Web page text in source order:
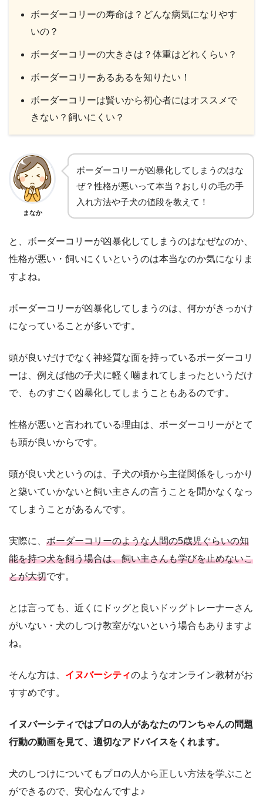
ボーダーコリーの寿命は？どんな病気になりやす
いの？
ボーダーコリーの大きさは？体重はどれくらい？
ボーダーコリーあるあるを知りたい！
ボーダーコリーは賢いから初心者にはオススメで
きない？飼いにくい？
まなか
ボーダーコリーが凶暴化してしまうのはな
ぜ？性格が悪いって本当？おしりの毛の手
入れ方法や子犬の値段を教えて！
と、ボーダーコリーが凶暴化してしまうのはなぜなのか、
性格が悪い・飼いにくいというのは本当なのか気になりま
すよね。
ボーダーコリーが凶暴化してしまうのは、何かがきっかけ
になっていることが多いです。
頭が良いだけでなく神経質な面を持っているボーダーコリ
ーは、例えば他の子犬に軽く噛まれてしまったというだけ
で、ものすごく凶暴化してしまうこともあるのです。
性格が悪いと言われている理由は、ボーダーコリーがとて
も頭が良いからです。
頭が良い犬というのは、子犬の頃から主従関係をしっかり
と築いていかないと飼い主さんの言うことを聞かなくなっ
てしまうことがあるんです。
実際に、 ボーダーコリーのような人間の5歳児ぐらいの知
能を持つ犬を飼う場合は、飼い主さんも学びを止めないこ
とが大切です。
とは言っても、近くにドッグと良いドッグトレーナーさん
がいない・犬のしつけ教室がないという場合もありますよ
ね。
そんな方は、 イヌバーシティのようなオンライン教材がお
すすめです。
イヌバーシティではプロの人があなたのワンちゃんの問題
行動の動画を見て、適切なアドバイスをくれます。
犬のしつけについてもプロの人から正しい方法を学ぶこと
ができるので、安心なんですよ♪